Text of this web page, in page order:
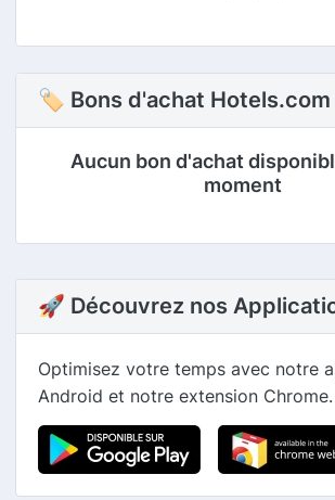
🏷 Bons d'achat Hotels.com
Aucun bon d'achat
moment
🚀 Découvrez nos
Optimisez votre temps avec notre
Android et notre extension Chrome.